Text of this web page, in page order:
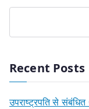
Recent Posts
उपराष्ट्रपति से